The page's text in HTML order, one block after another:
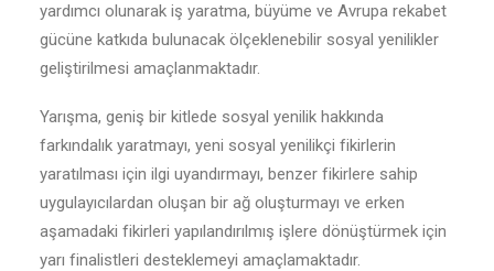
yardımcı olunarak iş yaratma, büyüme ve Avrupa rekabet
gücüne katkıda bulunacak ölçeklenebilir sosyal yenilikler
geliştirilmesi amaçlanmaktadır.
Yarışma, geniş bir kitlede sosyal yenilik hakkında
farkındalık yaratmayı, yeni sosyal yenilikçi fikirlerin
yaratılması için ilgi uyandırmayı, benzer fikirlere sahip
uygulayıcılardan oluşan bir ağ oluşturmayı ve erken
aşamadaki fikirleri yapılandırılmış işlere dönüştürmek için
yarı finalistleri desteklemeyi amaçlamaktadır.